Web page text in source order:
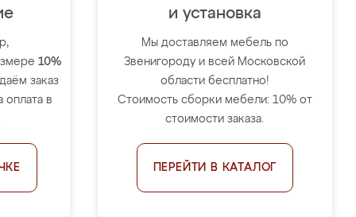
10%
заказ
оплата в
и установка
Мы доставляем мебель по
Звенигороду и всей Московской
области бесплатно!
Стоимость сборки мебели: 10% от
стоимости заказа.
ПЕРЕЙТИ В КАТАЛОГ